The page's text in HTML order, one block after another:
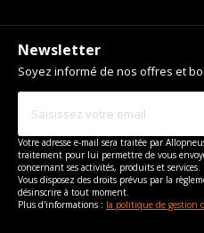
Newsletter
Soyez informé de nos offres et
Votre adresse e-mail sera traitée par
traitement pour lui permettre de vous
concernant ses activités, produits et services.
Vous disposez des droits prévus par la
désinscrire à tout moment.
Plus d'informations : la politique de gestion